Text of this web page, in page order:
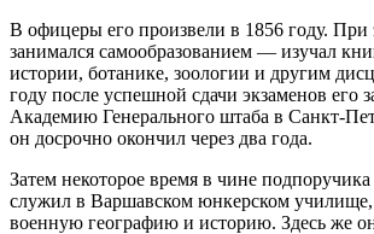
В офицеры его произвели в 1856 году. При
занимался самообразованием — изучал
истории, ботанике, зоологии и другим
году после успешной сдачи экзаменов его
Академию Генерального штаба в Санкт-
он досрочно окончил через два года.
Затем некоторое время в чине
служил в Варшавском юнкерском училище,
военную географию и историю. Здесь же